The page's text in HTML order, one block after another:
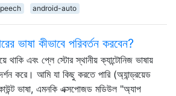
android-auto
ভাষা কীভাবে পরিবর্তন করবেন?
থাকি এবং প্লে স্টোর স্থানীয় ক্যান্টোনিজ ভাষায়
করে। আমি যা কিছু করতে পারি (অ্যান্ড্রয়েড
ভাষা, এমনকি এক্সপোজড মডিউল "অ্যাপ